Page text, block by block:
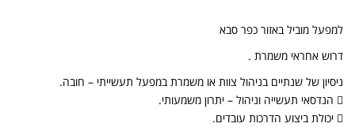
למפעל מוביל באזור כפר סבא
דרוש אחראי משמרת .
ניסיון של שנתיים בניהול צוות או משמרת במפעל תעשייתי – חובה.
 הנדסאי תעשייה וניהול – יתרון משמעותי.
 יכולת ביצוע הדרכות עובדים.